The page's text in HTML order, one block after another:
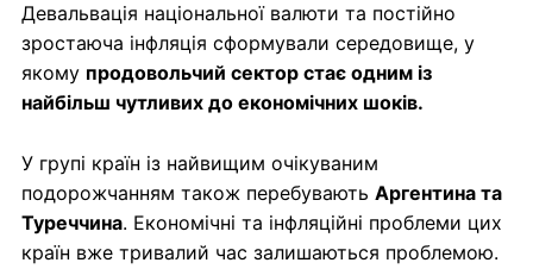
Девальвація національної валюти та постійно
зростаюча інфляція сформували середовище, у
якому продовольчий сектор стає одним із
найбільш чутливих до економічних шоків.
У групі країн із найвищим очікуваним
подорожчанням також перебувають Аргентина та
Туреччина. Економічні та інфляційні проблеми цих
країн вже тривалий час залишаються проблемою.